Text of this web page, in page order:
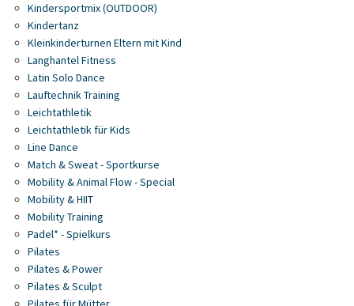
Kindersportmix (OUTDOOR)
Kindertanz
Kleinkinderturnen Eltern mit Kind
Langhantel Fitness
Latin Solo Dance
Lauftechnik Training
Leichtathletik
Leichtathletik für Kids
Line Dance
Match & Sweat - Sportkurse
Mobility & Animal Flow - Special
Mobility & HIIT
Mobility Training
Padel* - Spielkurs
Pilates
Pilates & Power
Pilates & Sculpt